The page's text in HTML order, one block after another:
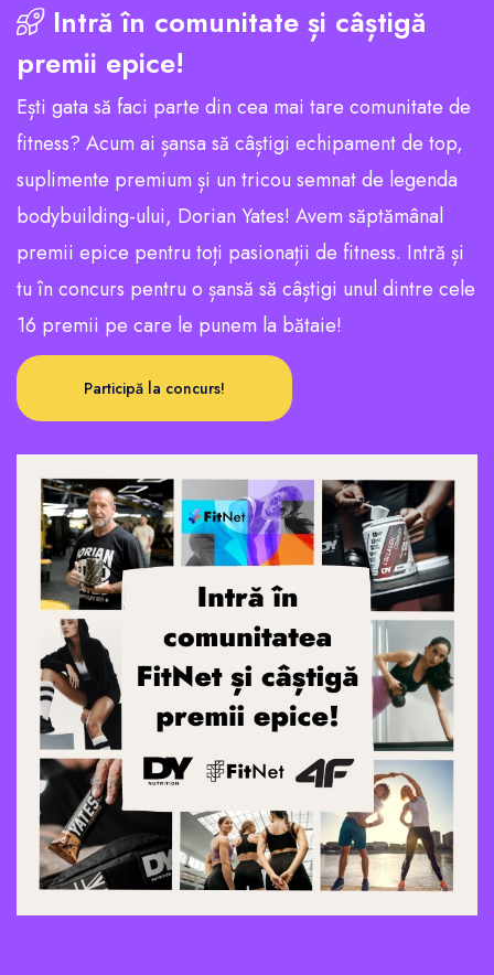
Intră în comunitate și câștigă
premii epice!
Ești gata să faci parte din cea mai tare comunitate de
fitness? Acum ai șansa să câștigi echipament de top,
suplimente premium și un tricou semnat de legenda
bodybuilding-ului, Dorian Yates! Avem săptămânal
premii epice pentru toți pasionații de fitness. Intră și
tu în concurs pentru o șansă să câștigi unul dintre cele
16 premii pe care le punem la bătaie!
Participă la concurs!